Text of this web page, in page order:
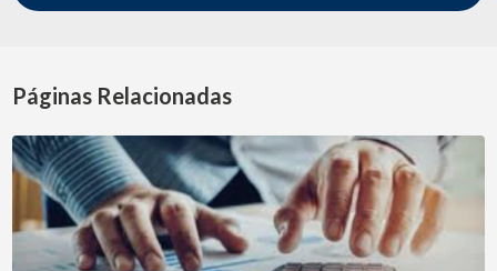
Páginas Relacionadas